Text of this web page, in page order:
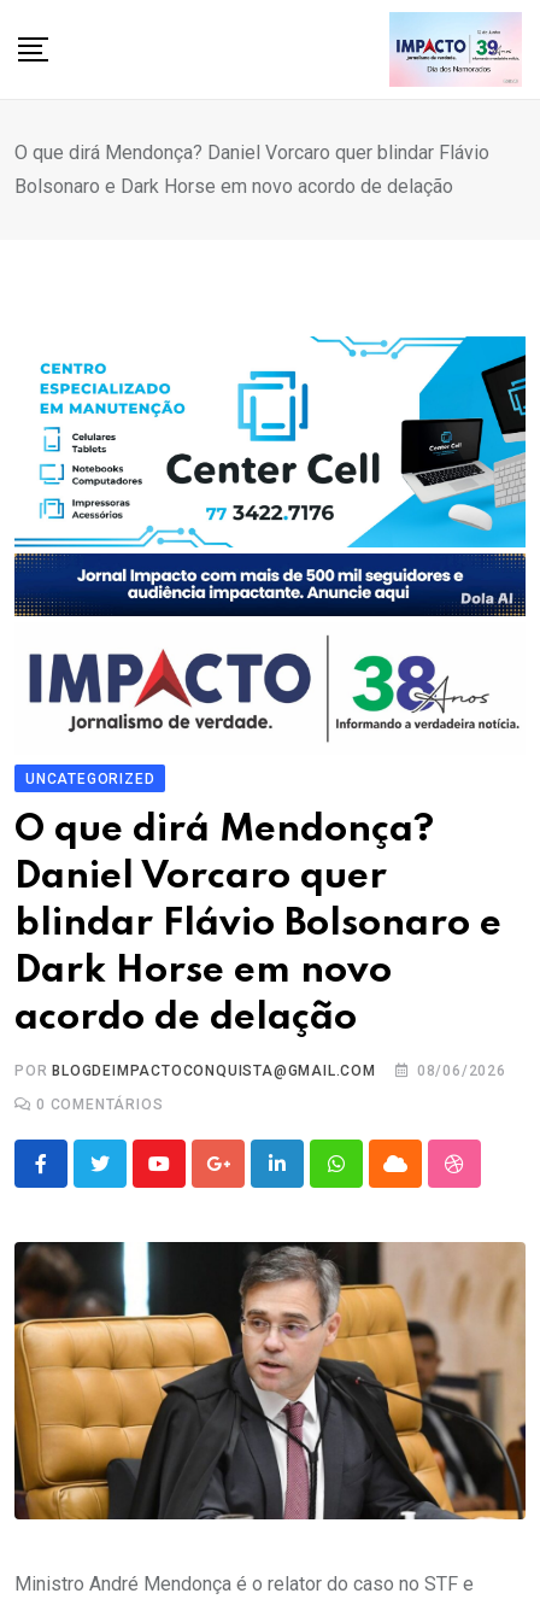
O que dirá Mendonça? Daniel Vorcaro quer blindar Flávio
Bolsonaro e Dark Horse em novo acordo de delação
UNCATEGORIZED
O que dirá Mendonça?
Daniel Vorcaro quer
blindar Flávio Bolsonaro e
Dark Horse em novo
acordo de delação
POR BLOGDEIMPACTOCONQUISTA@GMAIL.COM
08/06/2026
0 COMENTÁRIOS
YoutubeGoogle+LinkedInWhatsappCloud
Ministro André Mendonça é o relator do caso no STF e